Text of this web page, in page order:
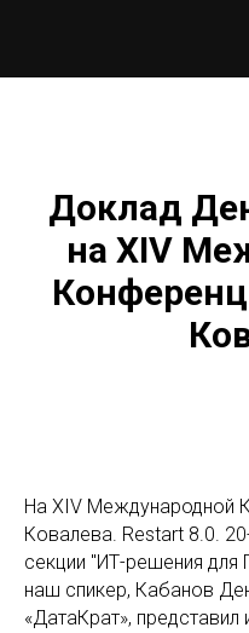
Доклад
на XIV
На XIV Международной
Ковалева. Restart 8.0.
секции "ИТ-решения для
наш спикер, Кабанов
«ДатаКрат»,